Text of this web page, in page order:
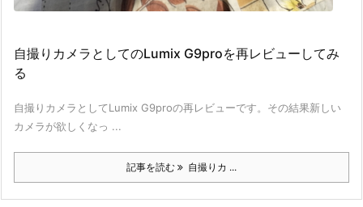
自撮りカメラとしてのLumix G9proを再レビューしてみ
る
自撮りカメラとしてLumix G9proの再レビューです。その結果新しい
カメラが欲しくなっ ...
記事を読む 自撮りカ ...